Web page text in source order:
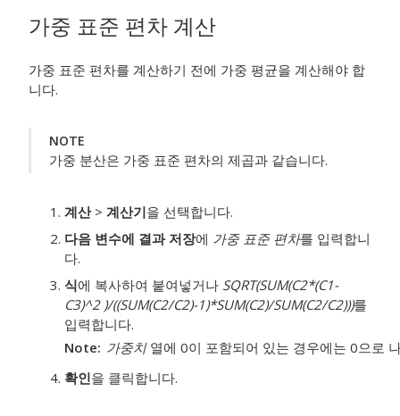
가중 표준 편차 계산
가중 표준 편차를 계산하기 전에 가중 평균을 계산해야 합
니다.
NOTE
가중 분산은 가중 표준 편차의 제곱과 같습니다.
계산> 계산기을 선택합니다.
다음 변수에 결과 저장에 가중 표준 편차를 입력합니
다.
식에 복사하여 붙여넣거나 SQRT(SUM(C2*(C1-
C3)^2 )/((SUM(C2/C2)-1)*SUM(C2)/SUM(C2/C2)))를
입력합니다.
Note 가중치열에 0이 포함되어 있는 경우에는 0으로
확인을 클릭합니다.